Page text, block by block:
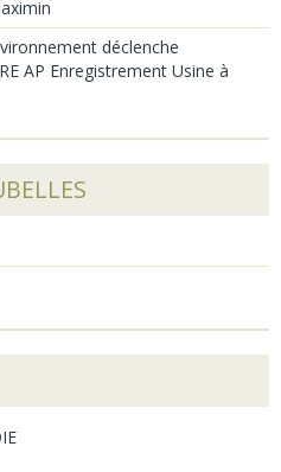
déclenche
AP Enregistrement Usine à